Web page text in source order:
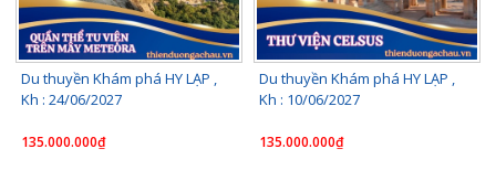
Du thuyền Khám phá HY LẠP ,
Kh : 24/06/2027
135.000.000₫
Du thuyền Khám phá HY LẠP ,
Kh : 10/06/2027
135.000.000₫